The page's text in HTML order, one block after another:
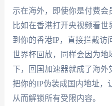
示在海外，即使你是付费会
比如在香港打开央视频看
到你的香港IP，直接拦截访
世界杯回放，同样会因为
下，回国加速器就成了海
把你的IP伪装成国内地址，
从而解锁所有受限内容。